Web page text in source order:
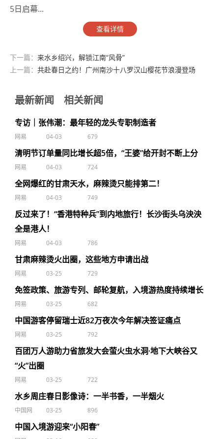
5日启幕...
查看详情
下一篇： 来水乡绍兴，解锁江南“风骨”
上一篇： 共赴春日之约！广州南沙十八罗汉山樱花节浪漫登场
最新新闻 相关新闻
专访｜张伟潮：最年轻的龙头专职制造者
网易 04-03 679
清明节订单量同比增长超5倍，“王婆”给开封不断上分
网易 04-03 724
全网爆红的甘肃天水，麻辣烫只能排第二！
网易 04-03 749
反过来了！“香港特种兵”到内地旅行！长沙街头乌泱泱
全是港人！
网易 04-03 786
甘肃麻辣烫火出圈，这些地方申请出战
网易 03-25 729
免签政策、旅游专列、邮轮复航，入境游热度持续增长
网易 03-25 682
中国游客停留瑞士近82万夜次今年解决签证痛点
网易 03-25 792
百团万人游助力省旅发大会萤火虫水洞·地下大峡谷又
“火”出圈
网易 03-25 722
水乡周庄春日影像诗：一半书香，一半烟火
中国网 03-25 896
中国入境游迎来“小阳春”